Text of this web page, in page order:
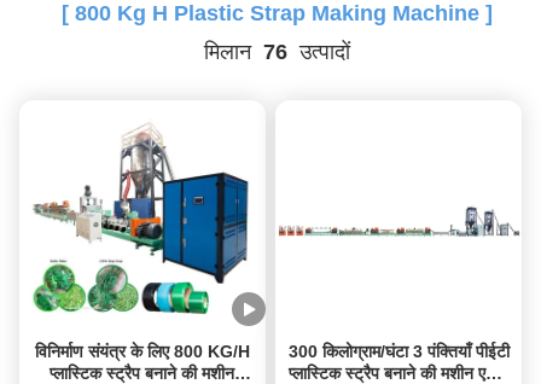
[ 800 Kg H Plastic Strap Making Machine ]
मिलान 76उत्पादों
विनिर्माण संयंत्र के लिए 800 KG/H
प्लास्टिक स्ट्रैप बनाने की मशीन
300 किलोग्राम/घंटा 3 पंक्तियाँ पीईटी
प्लास्टिक स्ट्रैप बनाने की मशीन एकल